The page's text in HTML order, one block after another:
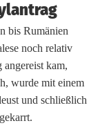
bis Rumänien
noch relativ
kam,
wurde mit einem
und schließlich